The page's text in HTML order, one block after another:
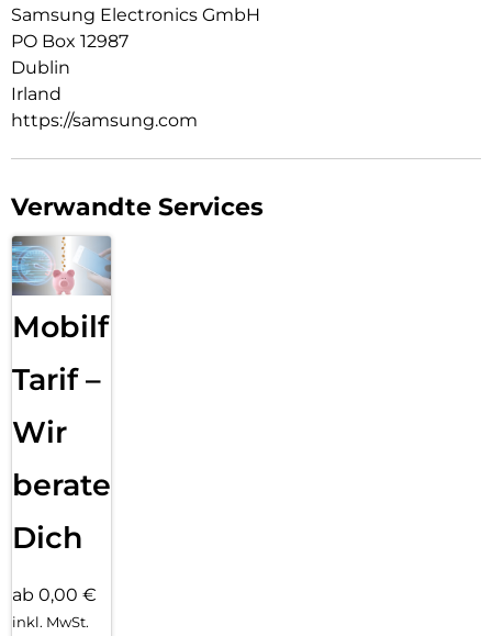
Samsung Electronics GmbH
PO Box 12987
Dublin
Irland
https://samsung.com
Verwandte Services
Mobilfunk
Tarif –
Wir
beraten
Dich
ab 0,00 €
inkl. MwSt.